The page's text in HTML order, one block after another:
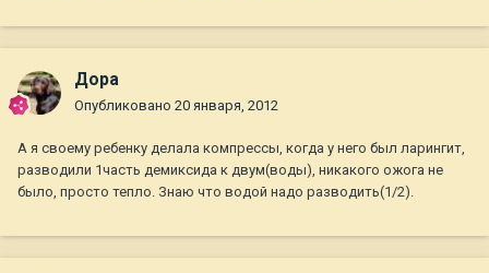
Дора
Опубликовано 20 января, 2012
А я своему ребенку делала компрессы, когда у него был ларингит,
разводили 1часть демиксида к двум(воды), никакого ожога не
было, просто тепло. Знаю что водой надо разводить(1/2).